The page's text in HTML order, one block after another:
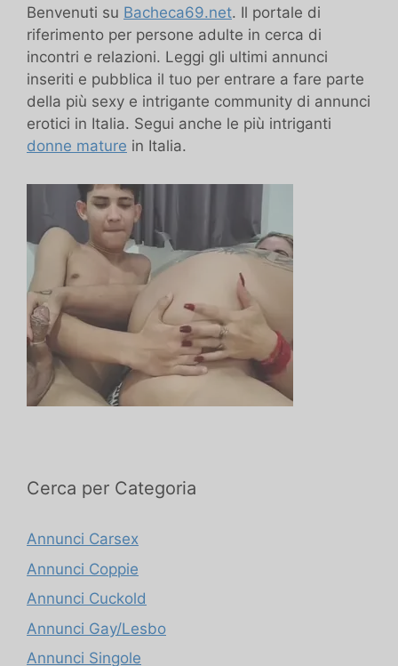
Benvenuti su Bacheca69.net. Il portale di
riferimento per persone adulte in cerca di
incontri e relazioni. Leggi gli ultimi annunci
inseriti e pubblica il tuo per entrare a fare parte
della più sexy e intrigante community di annunci
erotici in Italia. Segui anche le più intriganti
donne mature in Italia.
Cerca per Categoria
Annunci Carsex
Annunci Coppie
Annunci Cuckold
Annunci Gay/Lesbo
Annunci Singole